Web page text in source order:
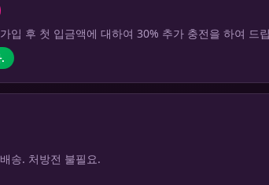
입 후 첫 입금액에 대하여 30% 추가 충전을 하여 드
송. 처방전 불필요.